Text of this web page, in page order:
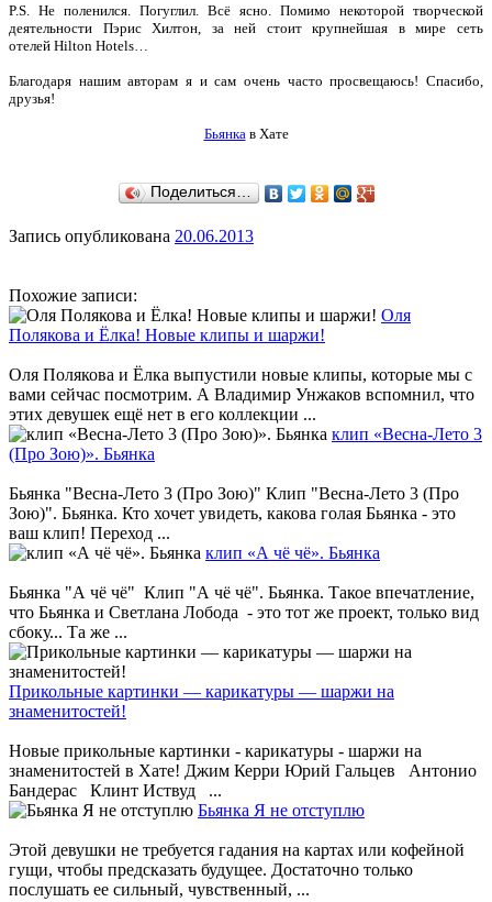
P.S. Не поленился. Погуглил. Всё ясно. Помимо некоторой творческой
деятельности Пэрис Хилтон, за ней стоит крупнейшая в мире сеть
отелей Hilton Hotels…
Благодаря нашим авторам я и сам очень часто просвещаюсь! Спасибо,
друзья!
Бьянка в Хате
Поделиться…
Запись опубликована 20.06.2013
Похожие записи:
Оля
Полякова и Ёлка! Новые клипы и шаржи!
Оля Полякова и Ёлка выпустили новые клипы, которые мы с
вами сейчас посмотрим. А Владимир Унжаков вспомнил, что
этих девушек ещё нет в его коллекции ...
клип «Весна-Лето 3
(Про Зою)». Бьянка
Бьянка "Весна-Лето 3 (Про Зою)" Клип "Весна-Лето 3 (Про
Зою)". Бьянка. Кто хочет увидеть, какова голая Бьянка - это
ваш клип! Переход ...
клип «А чё чё». Бьянка
Бьянка "А чё чё" Клип "А чё чё". Бьянка. Такое впечатление,
что Бьянка и Светлана Лобода - это тот же проект, только вид
сбоку... Та же ...
Прикольные картинки — карикатуры — шаржи на
знаменитостей!
Новые прикольные картинки - карикатуры - шаржи на
знаменитостей в Хате! Джим Керри Юрий Гальцев Антонио
Бандерас Клинт Иствуд ...
Бьянка Я не отступлю
Этой девушки не требуется гадания на картах или кофейной
гущи, чтобы предсказать будущее. Достаточно только
послушать ее сильный, чувственный, ...